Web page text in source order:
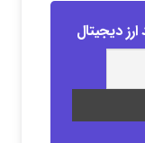
دیجیتال